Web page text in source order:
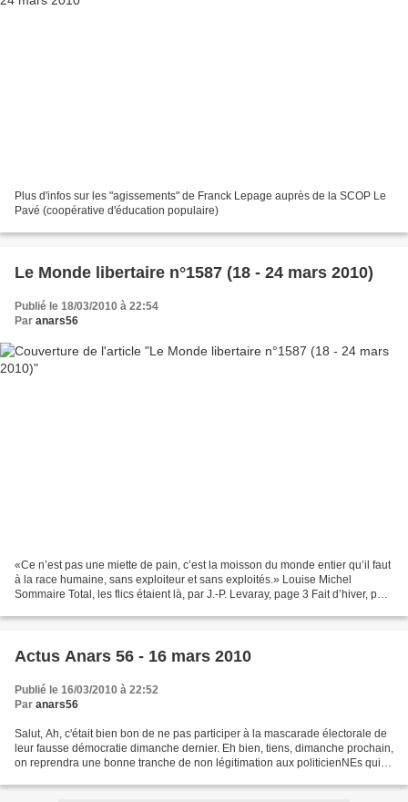
Plus d'infos sur les "agissements" de Franck Lepage auprès de la SCOP Le
Pavé (coopérative d'éducation populaire)
Le Monde libertaire n°1587 (18 - 24 mars 2010)
Publié le 18/03/2010 à 22:54
Par anars56
«Ce n’est pas une miette de pain, c’est la moisson du monde entier qu’il faut
à la race humaine, sans exploiteur et sans exploités.» Louise Michel
Sommaire Total, les flics étaient là, par J.-P. Levaray, page 3 Fait d’hiver, par
Actus Anars 56 - 16 mars 2010
Publié le 16/03/2010 à 22:52
Par anars56
Salut, Ah, c'était bien bon de ne pas participer à la mascarade électorale de
leur fausse démocratie dimanche dernier. Eh bien, tiens, dimanche prochain,
on reprendra une bonne tranche de non légitimation aux politicienNEs qui